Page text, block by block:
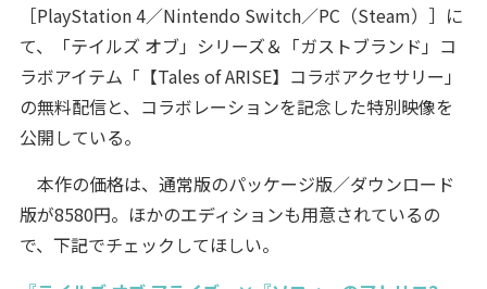
［PlayStation 4／Nintendo Switch／PC（Steam）］に
て、「テイルズ オブ」シリーズ＆「ガストブランド」コ
ラボアイテム「【Tales of ARISE】コラボアクセサリー」
の無料配信と、コラボレーションを記念した特別映像を
公開している。
本作の価格は、通常版のパッケージ版／ダウンロード
版が8580円。ほかのエディションも用意されているの
で、下記でチェックしてほしい。